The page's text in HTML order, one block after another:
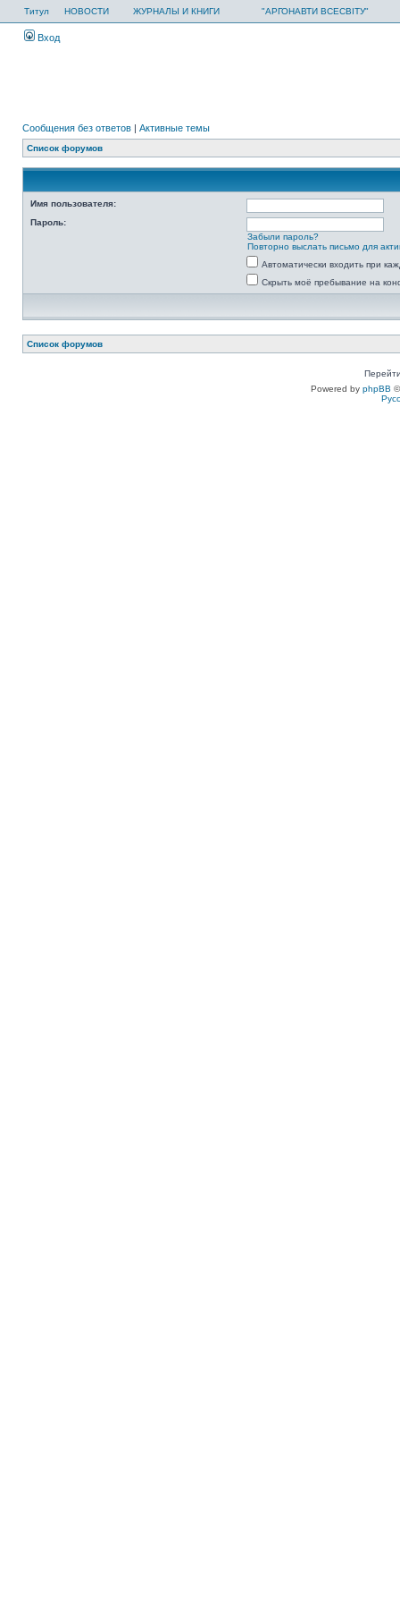
Титул НОВОСТИ ЖУРНАЛЫ И КНИГИ "АРГОНАВТИ ВСЕСВІТУ"
Вход
Сообщения без ответов | Активные темы
Список форумов
Имя пользователя:
Пароль:
Забыли пароль?
Повторно выслать письмо для
Автоматически входить при
Скрыть моё пребывание на
Список форумов
Powered by phpBB